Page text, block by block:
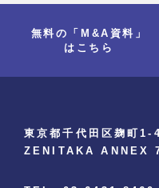
無料の「M&A資料」
はこちら
東京都千代田区麹町1-
ZENITAKA ANNEX